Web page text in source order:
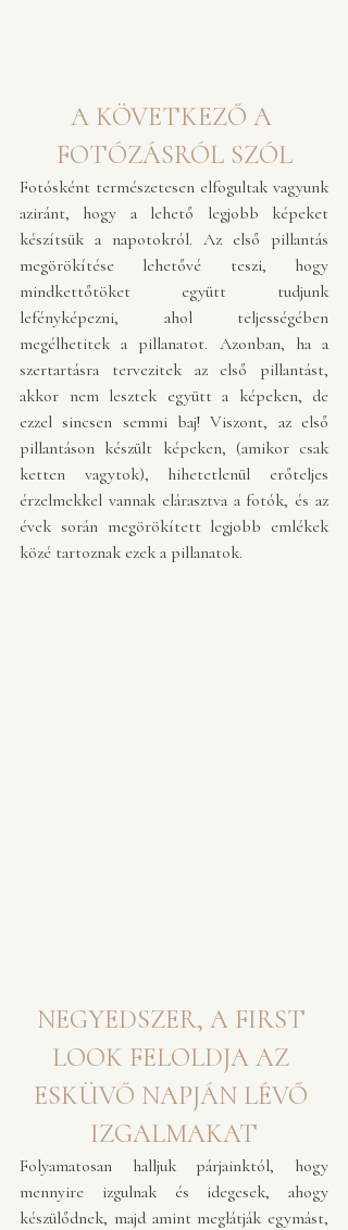
A KÖVETKEZŐ A
FOTÓZÁSRÓL SZÓL
Fotósként természetesen elfogultak vagyunk
aziránt, hogy a lehető legjobb képeket
készítsük a napotokról. Az első pillantás
megörökítése lehetővé teszi, hogy
mindkettőtöket együtt tudjunk
lefényképezni, ahol teljességében
megélhetitek a pillanatot. Azonban, ha a
szertartásra tervezitek az első pillantást,
akkor nem lesztek együtt a képeken, de
ezzel sincsen semmi baj! Viszont, az első
pillantáson készült képeken, (amikor csak
ketten vagytok), hihetetlenül erőteljes
érzelmekkel vannak elárasztva a fotók, és az
évek során megörökített legjobb emlékek
közé tartoznak ezek a pillanatok.
NEGYEDSZER, A FIRST
LOOK FELOLDJA AZ
ESKÜVŐ NAPJÁN LÉVŐ
IZGALMAKAT
Folyamatosan halljuk párjainktól, hogy
mennyire izgulnak és idegesek, ahogy
készülődnek, majd amint meglátják egymást,